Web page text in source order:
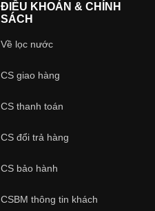
ĐIỀU KHOẢN & CHÍNH
SÁCH
Về lọc nước
CS giao hàng
CS thanh toán
CS đổi trả hàng
CS bảo hành
CSBM thông tin khách